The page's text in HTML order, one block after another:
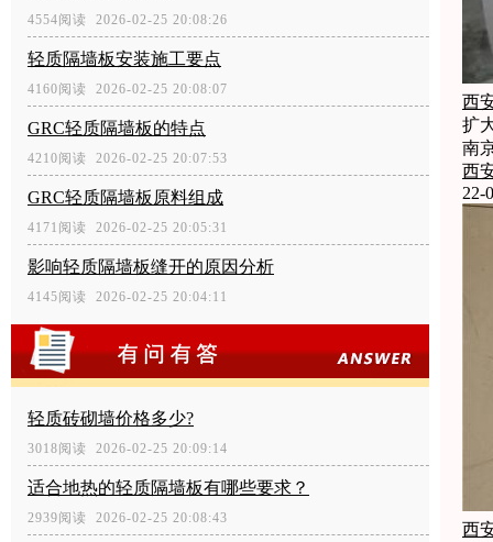
4554阅读 2026-02-25 20:08:26
轻质隔墙板安装施工要点
4160阅读 2026-02-25 20:08:07
GRC轻质隔墙板的特点
4210阅读 2026-02-25 20:07:53
GRC轻质隔墙板原料组成
4171阅读 2026-02-25 20:05:31
影响轻质隔墙板缝开的原因分析
4145阅读 2026-02-25 20:04:11
轻质砖砌墙价格多少?
3018阅读 2026-02-25 20:09:14
适合地热的轻质隔墙板有哪些要求？
2939阅读 2026-02-25 20:08:43
西
扩
南
西
22-
西